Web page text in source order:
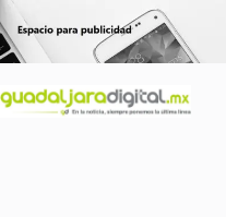
al
contenido